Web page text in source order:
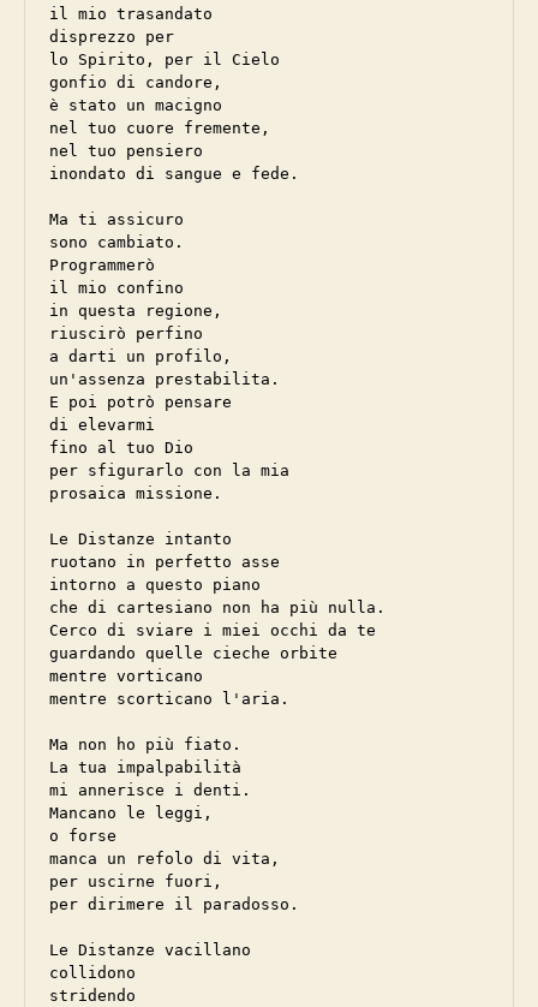
il mio trasandato
disprezzo per
lo Spirito, per il Cielo
gonfio di candore,
è stato un macigno
nel tuo cuore fremente,
nel tuo pensiero
inondato di sangue e fede.
Ma ti assicuro
sono cambiato.
Programmerò
il mio confino
in questa regione,
riuscirò perfino
a darti un profilo,
un'assenza prestabilita.
E poi potrò pensare
di elevarmi
fino al tuo Dio
per sfigurarlo con la mia
prosaica missione.
Le Distanze intanto
ruotano in perfetto asse
intorno a questo piano
che di cartesiano non ha più nulla.
Cerco di sviare i miei occhi da te
guardando quelle cieche orbite
mentre vorticano
mentre scorticano l'aria.
Ma non ho più fiato.
La tua impalpabilità
mi annerisce i denti.
Mancano le leggi,
o forse
manca un refolo di vita,
per uscirne fuori,
per dirimere il paradosso.
Le Distanze vacillano
collidono
stridendo